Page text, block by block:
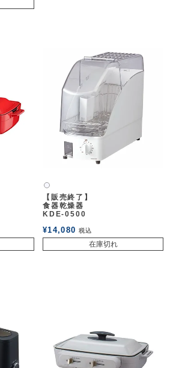
白2
【販売終了】
食器乾燥器
KDE-0500
¥14,080 税込
在庫切れ